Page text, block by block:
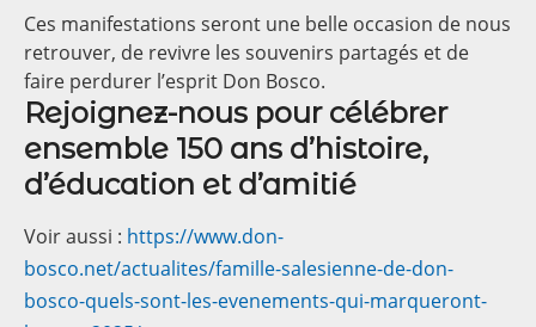
Ces manifestations seront une belle occasion de nous
retrouver, de revivre les souvenirs partagés et de
faire perdurer l’esprit Don Bosco.
Rejoignez-nous pour célébrer
ensemble 150 ans d’histoire,
d’éducation et d’amitié
Voir aussi : https://www.don-
bosco.net/actualites/famille-salesienne-de-don-
bosco-quels-sont-les-evenements-qui-marqueront-